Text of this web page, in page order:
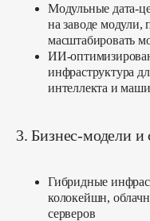
Модульные дата-
на заводе
масштабировать
ИИ-
инфраструктура
интеллекта и
3. Бизнес-модели и
Гибридные
колокейшн,
серверов